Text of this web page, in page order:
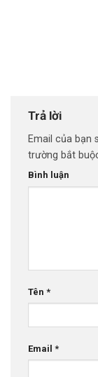
Trả lời
Email của bạn
trường bắt
Bình luận
Tên *
Email *